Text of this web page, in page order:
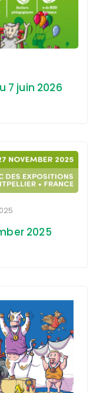
7 juin 2026
2025